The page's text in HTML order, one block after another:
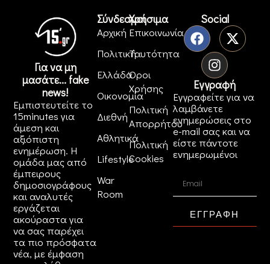
Για να μη
μασάτε... fake
news!
Εμπιστευτείτε το
15minutes για
άμεση και
αξιόπιστη
ενημέρωση. Η
ομάδα μας από
έμπειρους
δημοσιογράφους
και αναλυτές
εργάζεται
ακούραστα για
να σας παρέχει
τα πιο πρόσφατα
νέα, με έμφαση
Σύνδεσμοι
Αρχική
Πολιτική
Ελλάδα
Οικονομία
Διεθνή
Αθλητικά
Lifestyle
War
Room
Χρήσιμα
Επικοινωνία
Ταυτότητα
Όροι
Χρήσης
Πολιτική
Απορρήτου
Πολιτική
Cookies
Social
Εγγραφή
Εγγραφείτε για να
λαμβάνετε
ενημερώσεις στο
e-mail σας και να
είστε πάντοτε
ενημερωμένοι
ΕΓΓΡΑΦΗ